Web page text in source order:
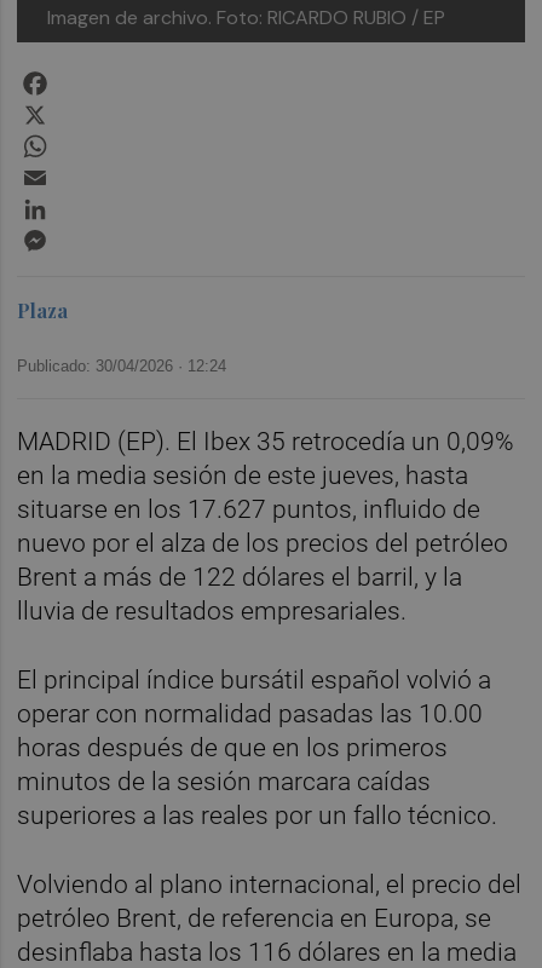
Imagen de archivo. Foto: RICARDO RUBIO / EP
Plaza
Publicado: 30/04/2026 · 12:24
MADRID (EP). El Ibex 35 retrocedía un 0,09%
en la media sesión de este jueves, hasta
situarse en los 17.627 puntos, influido de
nuevo por el alza de los precios del petróleo
Brent a más de 122 dólares el barril, y la
lluvia de resultados empresariales.
El principal índice bursátil español volvió a
operar con normalidad pasadas las 10.00
horas después de que en los primeros
minutos de la sesión marcara caídas
superiores a las reales por un fallo técnico.
Volviendo al plano internacional, el precio del
petróleo Brent, de referencia en Europa, se
desinflaba hasta los 116 dólares en la media